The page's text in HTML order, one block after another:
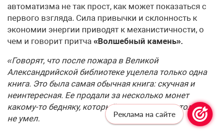
автоматизма не так прост, как может показаться с
первого взгляда. Сила привычки и склонность к
экономии энергии приводят к механистичности, о
чем и говорит прит­ча «Волшебный камень».
«Говорят, что после пожара в Великой
Александрийской библиотеке уце­лела только одна
книга. Это была самая обычная книга: скучная и
неин­тересная. Ее продали за несколько монет
какому-то бедняку, который даже читать-то толком
не умел.
Реклама на сайте